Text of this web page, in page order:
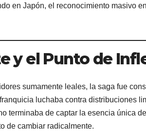
en Japón, el reconocimiento masivo
y el Punto de
sumamente leales, la saga fue
luchaba contra distribuciones
terminaba de captar la esencia única
de cambiar radicalmente.